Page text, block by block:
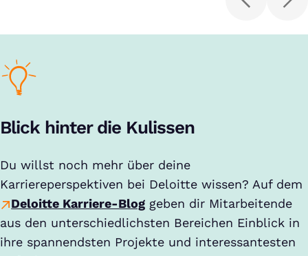
Blick hinter die Kulissen
Du willst noch mehr über deine
Karriereperspektiven bei Deloitte wissen? Auf dem
Deloitte Karriere-Blog geben dir Mitarbeitende
aus den unterschiedlichsten Bereichen Einblick in
ihre spannendsten Projekte und interessantesten